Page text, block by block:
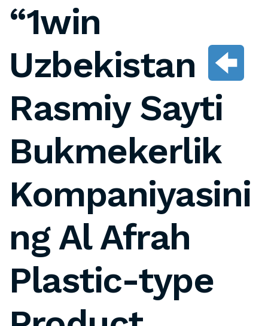
“1win
Uzbekistan
Rasmiy Sayti
Bukmekerlik
Kompaniyasini
ng Al Afrah
Plastic-type